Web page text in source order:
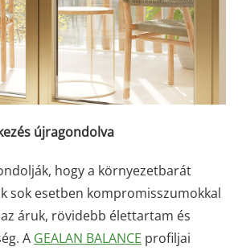
újragondolva
hogy a környezetbarát
sok esetben kompromisszumokkal
áruk, rövidebb élettartam és
A GEALAN BALANCE profiljai